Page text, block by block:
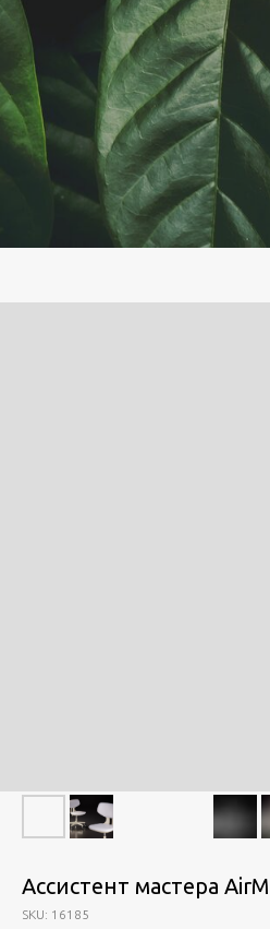
Aссистент мастера
SKU: 16185